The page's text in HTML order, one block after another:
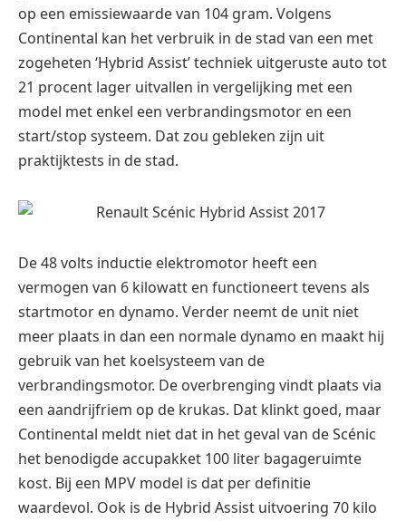
op een emissiewaarde van 104 gram. Volgens
Continental kan het verbruik in de stad van een met
zogeheten ‘Hybrid Assist’ techniek uitgeruste auto tot
21 procent lager uitvallen in vergelijking met een
model met enkel een verbrandingsmotor en een
start/stop systeem. Dat zou gebleken zijn uit
praktijktests in de stad.
De 48 volts inductie elektromotor heeft een
vermogen van 6 kilowatt en functioneert tevens als
startmotor en dynamo. Verder neemt de unit niet
meer plaats in dan een normale dynamo en maakt hij
gebruik van het koelsysteem van de
verbrandingsmotor. De overbrenging vindt plaats via
een aandrijfriem op de krukas. Dat klinkt goed, maar
Continental meldt niet dat in het geval van de Scénic
het benodigde accupakket 100 liter bagageruimte
kost. Bij een MPV model is dat per definitie
waardevol. Ook is de Hybrid Assist uitvoering 70 kilo